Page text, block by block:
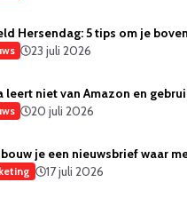
Hersendag: 5 tips om je
23 juli 2026
leert niet van Amazon en
20 juli 2026
je een nieuwsbrief waar
17 juli 2026